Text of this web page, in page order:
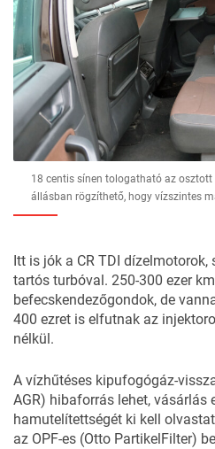
18 centis sínen tologatható az
állásban rögzíthető, hogy vízszintes
Itt is jók a CR TDI
tartós turbóval. 250-300 ezer
befecskendezőgondok, de
400 ezret is elfutnak az
nélkül.
A vízhűtéses kipufogógáz-
AGR) hibaforrás lehet, vásárlás
hamutelítettségét ki kell
az OPF-es (Otto PartikelFilter)